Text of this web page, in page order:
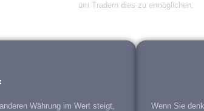
um Tradern dies zu ermöglichen.
Währung im Wert steigt,
Wenn Sie